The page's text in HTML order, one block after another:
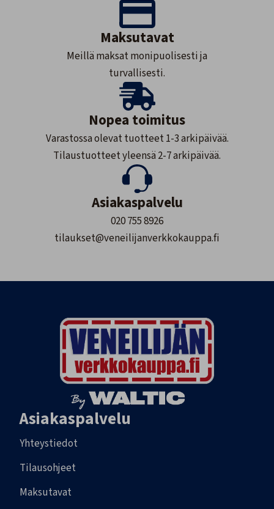
Maksutavat
Meillä maksat monipuolisesti ja
turvallisesti.
Nopea toimitus
Varastossa olevat tuotteet 1-3 arkipäivää.
Tilaustuotteet yleensä 2-7 arkipäivää.
Asiakaspalvelu
020 755 8926
tilaukset@veneilijanverkkokauppa.fi
Asiakaspalvelu
Yhteystiedot
Tilausohjeet
Maksutavat